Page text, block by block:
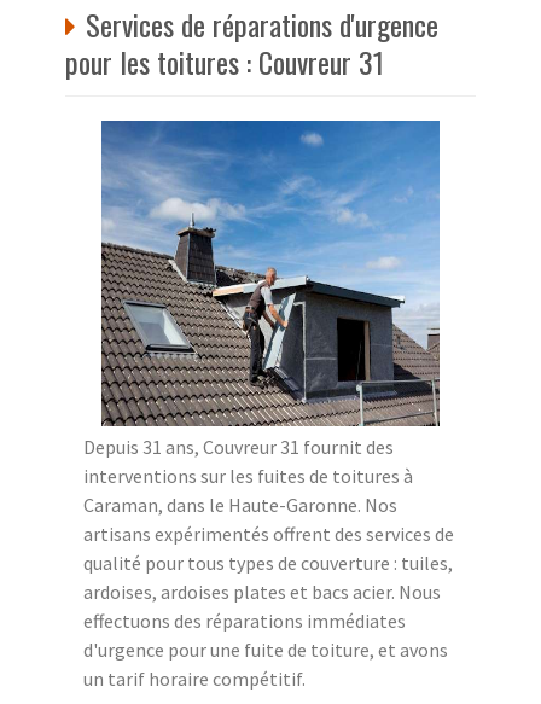
Services de réparations d'urgence
pour les toitures : Couvreur 31
Depuis 31 ans, Couvreur 31 fournit des
interventions sur les fuites de toitures à
Caraman, dans le Haute-Garonne. Nos
artisans expérimentés offrent des services de
qualité pour tous types de couverture : tuiles,
ardoises, ardoises plates et bacs acier. Nous
effectuons des réparations immédiates
d'urgence pour une fuite de toiture, et avons
un tarif horaire compétitif.